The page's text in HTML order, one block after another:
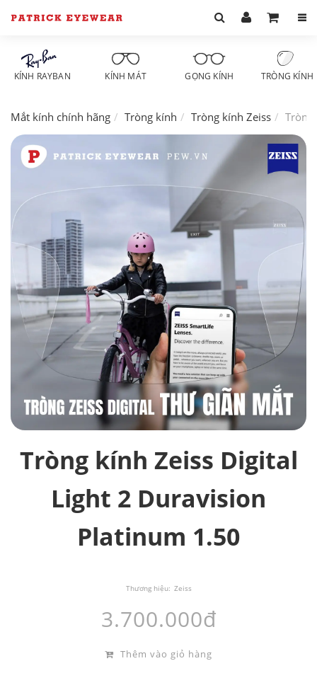
KÍNH RAYBAN KÍNH MÁT GỌNG KÍNH TRÒNG KÍNH
Mắt kính chính hãng Tròng kính Tròng kính Zeiss Tròng
Tròng kính Zeiss Digital
Light 2 Duravision
Platinum 1.50
Thương hiệu: Zeiss
3.700.000đ
Thêm vào giỏ hàng